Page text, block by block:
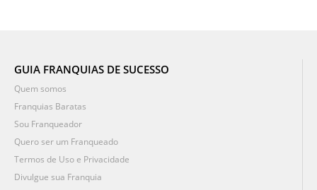
GUIA FRANQUIAS DE SUCESSO
Quem somos
Franquias Baratas
Sou Franqueador
Quero ser um Franqueado
Termos de Uso e Privacidade
Divulgue sua Franquia